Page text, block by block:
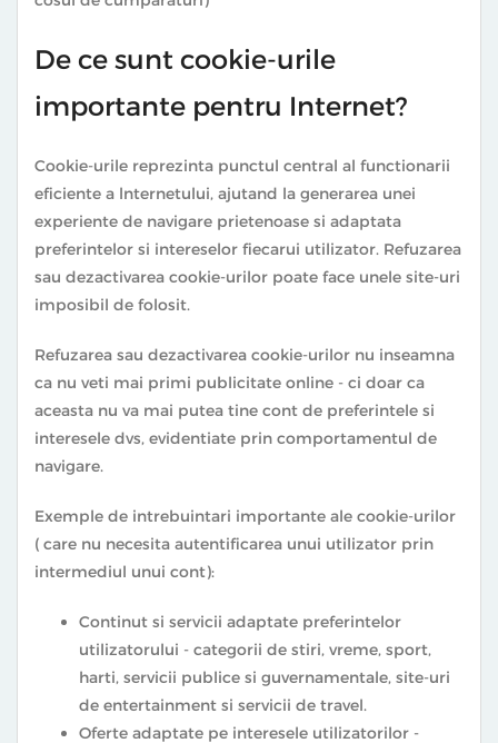
De ce sunt cookie-urile
importante pentru Internet?
Cookie-urile reprezinta punctul central al functionarii
eficiente a lnternetului, ajutand la generarea unei
experiente de navigare prietenoase si adaptata
preferintelor si intereselor fiecarui utilizator. Refuzarea
sau dezactivarea cookie-urilor poate face unele site-uri
imposibil de folosit.
Refuzarea sau dezactivarea cookie-urilor nu inseamna
ca nu veti mai primi publicitate online - ci doar ca
aceasta nu va mai putea tine cont de preferintele si
interesele dvs, evidentiate prin comportamentul de
navigare.
Exemple de intrebuintari importante ale cookie-urilor
( care nu necesita autentificarea unui utilizator prin
intermediul unui cont):
Continut si servicii adaptate preferintelor
utilizatorului - categorii de stiri, vreme, sport,
harti, servicii publice si guvernamentale, site-uri
de entertainment si servicii de travel.
Oferte adaptate pe interesele utilizatorilor -